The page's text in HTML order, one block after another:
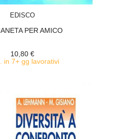
EDISCO
PER AMICO
10,80 €
in 7+ gg lavorativi